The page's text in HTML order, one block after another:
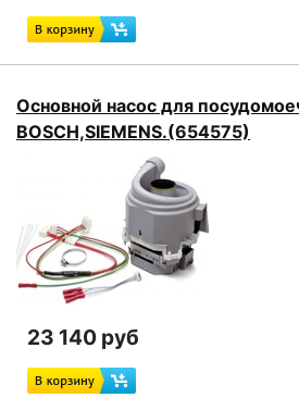
Основной насос для
BOSCH,SIEMENS.(654575)
23 140 руб